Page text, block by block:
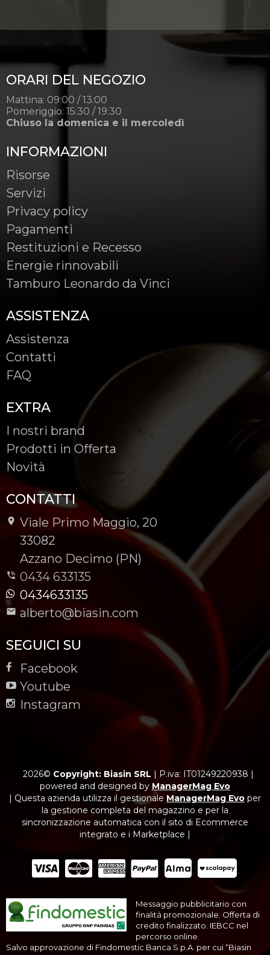
ORARI DEL NEGOZIO
Mattina: 09:00 / 13:00
Pomeriggio: 15:30 / 19:30
Chiuso la domenica e il mercoledì
INFORMAZIONI
Risorse
Servizi
Privacy policy
Pagamenti
Restituzioni e Recesso
Energie rinnovabili
Tamburo Leonardo da Vinci
ASSISTENZA
Assistenza
Contatti
FAQ
EXTRA
I nostri brand
Prodotti in Offerta
Novità
CONTATTI
Viale Primo Maggio, 20
-
33082
-
Azzano Decimo (PN)
0434 633135
0434633135
alberto@biasin.com
SEGUICI SU
Facebook
Youtube
Instagram
2026© Copyright: Biasin SRL | P.iva: IT01249220938 |
powered and designed by ManagerMag Evo
| Questa azienda utilizza il gestionale ManagerMag Evo per
la gestione completa del magazzino e per la
sincronizzazione automatica con il sito di Ecommerce
integrato e i Marketplace |
Messaggio pubblicitario con
finalità promozionale. Offerta di
credito finalizzato. IEBCC nel
percorso online.
Salvo approvazione di Findomestic Banca S.p.A. per cui “Biasin